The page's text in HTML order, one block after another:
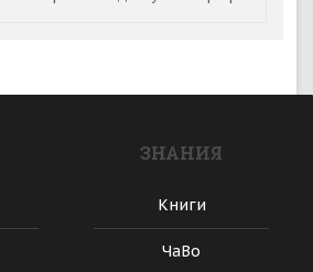
ЗНАНИЯ
Книги
ЧаВо